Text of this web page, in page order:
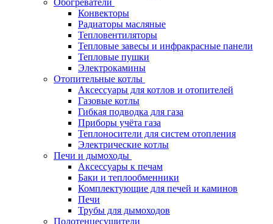
Конвекторы
Радиаторы масляные
Тепловентиляторы
Тепловые завесы и инфракрасные панели
Тепловые пушки
Электрокамины
Отопительные котлы
Аксессуары для котлов и отопителей
Газовые котлы
Гибкая подводка для газа
Приборы учёта газа
Теплоносители для систем отопления
Электрические котлы
Печи и дымоходы
Аксессуары к печам
Баки и теплообменники
Комплектующие для печей и каминов
Печи
Трубы для дымоходов
Полотенцесушители